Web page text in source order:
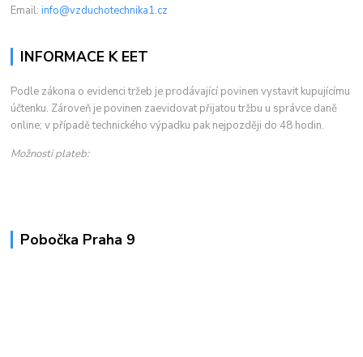
Email:info@vzduchotechnika1.cz
INFORMACE K EET
Podle zákona o evidenci tržeb je prodávající povinen vystavit kupujícímu
účtenku. Zároveň je povinen zaevidovat přijatou tržbu u správce daně
online; v případě technického výpadku pak nejpozději do 48 hodin.
Možnosti plateb:
Pobočka Praha 9